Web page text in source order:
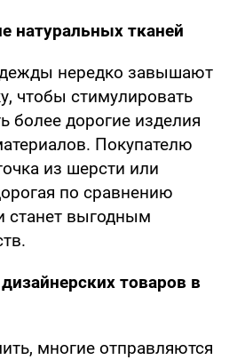
натуральных тканей
нередко завышают
чтобы стимулировать
более дорогие изделия
Покупателю
из шерсти или
по сравнению
станет выгодным
товаров в
многие отправляются